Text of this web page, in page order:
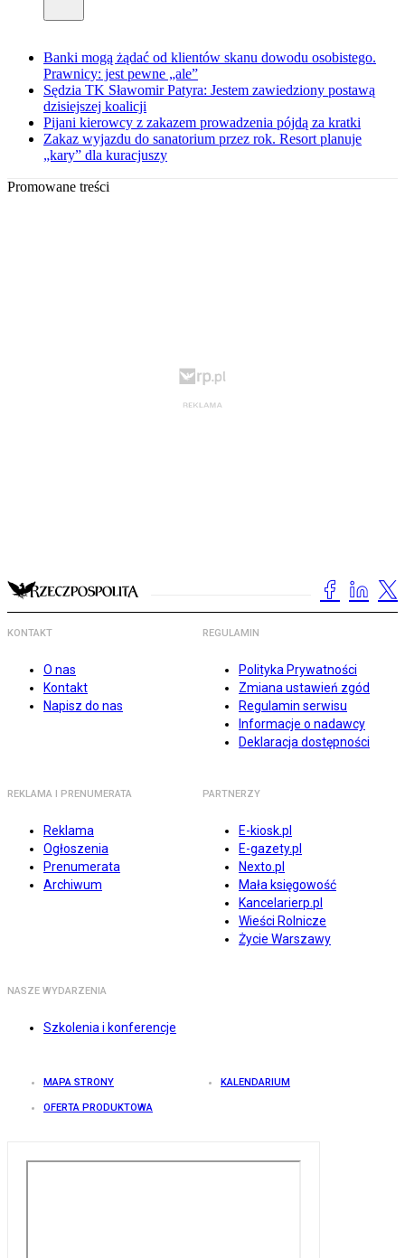
Banki mogą żądać od klientów skanu dowodu osobistego.
Prawnicy: jest pewne „ale”
Sędzia TK Sławomir Patyra: Jestem zawiedziony postawą
dzisiejszej koalicji
Pijani kierowcy z zakazem prowadzenia pójdą za kratki
Zakaz wyjazdu do sanatorium przez rok. Resort planuje
„kary” dla kuracjuszy
Promowane treści
KONTAKT
O nas
Kontakt
Napisz do nas
REGULAMIN
Polityka Prywatności
Zmiana ustawień zgód
Regulamin serwisu
Informacje o nadawcy
Deklaracja dostępności
REKLAMA I PRENUMERATA
Reklama
Ogłoszenia
Prenumerata
Archiwum
PARTNERZY
E-kiosk.pl
E-gazety.pl
Nexto.pl
Mała księgowość
Kancelarierp.pl
Wieści Rolnicze
Życie Warszawy
NASZE WYDARZENIA
Szkolenia i konferencje
MAPA STRONY KALENDARIUM
OFERTA PRODUKTOWA